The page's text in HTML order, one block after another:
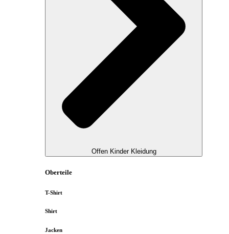
Offen Kinder Kleidung
Oberteile
T-Shirt
Shirt
Jacken